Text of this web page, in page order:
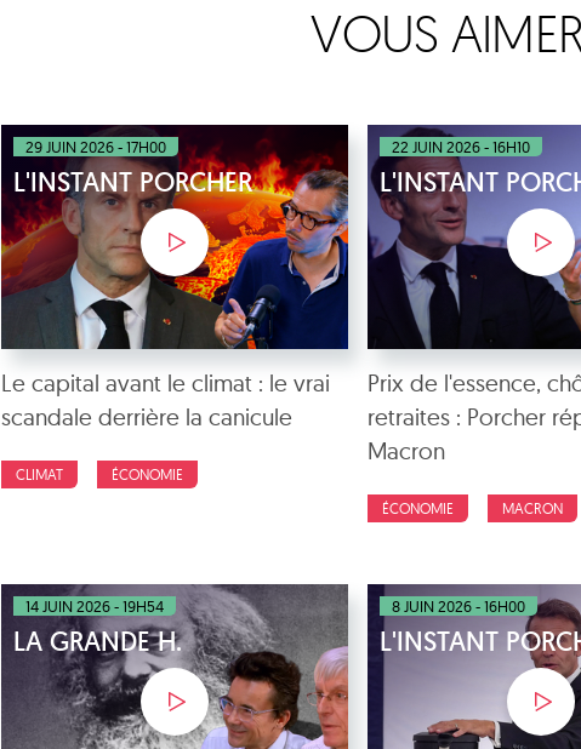
VOUS
29 JUIN 2026 - 17H00
L'INSTANT PORCHER
Le capital avant le climat : le vrai
scandale derrière la canicule
CLIMAT ÉCONOMIE
22 JUIN 2026 - 16H10
L'INSTANT
Prix de l'essence,
retraites : Porcher
Macron
ÉCONOMIE MACRON
14 JUIN 2026 - 19H54
LA GRANDE H.
8 JUIN 2026 - 16H00
L'INSTANT